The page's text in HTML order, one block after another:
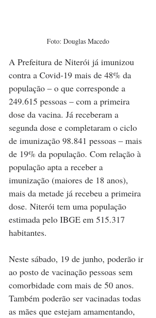
Foto: Douglas Macedo
A Prefeitura de Niterói já imunizou
contra a Covid-19 mais de 48% da
população – o que corresponde a
249.615 pessoas – com a primeira
dose da vacina. Já receberam a
segunda dose e completaram o ciclo
de imunização 98.841 pessoas – mais
de 19% da população. Com relação à
população apta a receber a
imunização (maiores de 18 anos),
mais da metade já recebeu a primeira
dose. Niterói tem uma população
estimada pelo IBGE em 515.317
habitantes.
Neste sábado, 19 de junho, poderão ir
ao posto de vacinação pessoas sem
comorbidade com mais de 50 anos.
Também poderão ser vacinadas todas
as mães que estejam amamentando,